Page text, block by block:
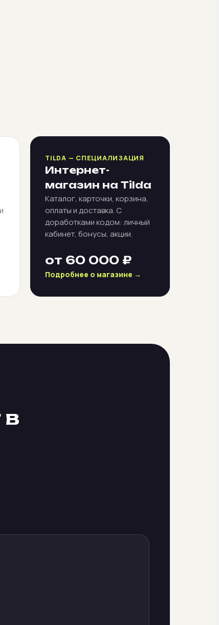
TILDA — СПЕЦИАЛИЗАЦИЯ
Интернет-
магазин на Tilda
Каталог, карточки, корзина,
оплаты и доставка. С
доработками кодом: личный
кабинет, бонусы, акции.
от 60 000 ₽
Подробнее о магазине →